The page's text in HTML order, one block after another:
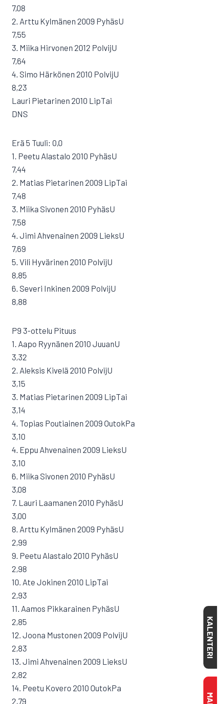
7,08
2. Arttu Kylmänen 2009 PyhäsU
7,55
3. Miika Hirvonen 2012 PolvijU
7,64
4. Simo Härkönen 2010 PolvijU
8,23
Lauri Pietarinen 2010 LipTai
DNS
Erä 5 Tuuli: 0,0
1. Peetu Alastalo 2010 PyhäsU
7,44
2. Matias Pietarinen 2009 LipTai
7,48
3. Miika Sivonen 2010 PyhäsU
7,58
4. Jimi Ahvenainen 2009 LieksU
7,69
5. Vili Hyvärinen 2010 PolvijU
8,85
6. Severi Inkinen 2009 PolvijU
8,88
P9 3-ottelu Pituus
1. Aapo Ryynänen 2010 JuuanU
3,32
2. Aleksis Kivelä 2010 PolvijU
3,15
3. Matias Pietarinen 2009 LipTai
3,14
4. Topias Poutiainen 2009 OutokPa
3,10
4. Eppu Ahvenainen 2009 LieksU
3,10
6. Miika Sivonen 2010 PyhäsU
3,08
7. Lauri Laamanen 2010 PyhäsU
3,00
8. Arttu Kylmänen 2009 PyhäsU
2,99
9. Peetu Alastalo 2010 PyhäsU
2,98
10. Ate Jokinen 2010 LipTai
2,93
11. Aamos Pikkarainen PyhäsU
2,85
12. Joona Mustonen 2009 PolvijU
2,83
13. Jimi Ahvenainen 2009 LieksU
2,82
14. Peetu Kovero 2010 OutokPa
2,79
KALENTERI